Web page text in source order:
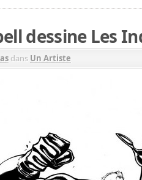
dessine Les
dans Un Artiste